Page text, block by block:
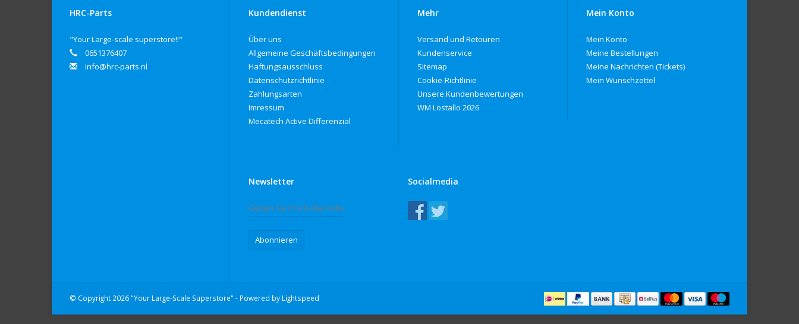
HRC-Parts
"Your Large-scale superstore!!"
0651376407
info@hrc-parts.nl
Kundendienst
Über uns
Allgemeine Geschäftsbedingungen
Haftungsausschluss
Datenschutzrichtlinie
Zahlungsarten
Imressum
Mecatech Active Differenzial
Mehr
Versand und Retouren
Kundenservice
Sitemap
Cookie-Richtlinie
Unsere Kundenbewertungen
WM Lostallo 2026
Mein Konto
Mein Konto
Meine Bestellungen
Meine Nachrichten (Tickets)
Mein Wunschzettel
Newsletter
Abonnieren
Socialmedia
© Copyright 2026 "Your Large-Scale Superstore" - Powered by Lightspeed